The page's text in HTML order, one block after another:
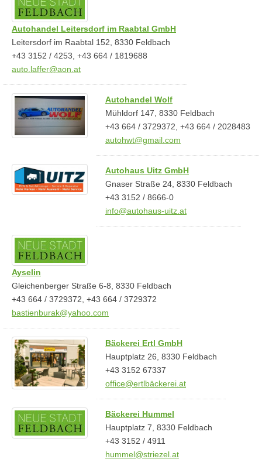
Autohandel Leitersdorf im Raabtal GmbH
Leitersdorf im Raabtal 152, 8330 Feldbach
+43 3152 / 4253, +43 664 / 1819688
auto.laffer@aon.at
Autohandel Wolf
Mühldorf 147, 8330 Feldbach
+43 664 / 3729372, +43 664 / 2028483
autohwt@gmail.com
Autohaus Uitz GmbH
Gnaser Straße 24, 8330 Feldbach
+43 3152 / 8666-0
info@autohaus-uitz.at
Ayselin
Gleichenberger Straße 6-8, 8330 Feldbach
+43 664 / 3729372, +43 664 / 3729372
bastienburak@yahoo.com
Bäckerei Ertl GmbH
Hauptplatz 26, 8330 Feldbach
+43 3152 67337
office@ertlbäckerei.at
Bäckerei Hummel
Hauptplatz 7, 8330 Feldbach
+43 3152 / 4911
hummel@striezel.at